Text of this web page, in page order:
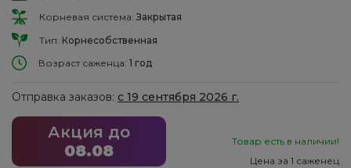
Корневая система: Закрытая
Тип: Корнесобственная
Возраст саженца: 1 год
Отправка заказов: с 19 сентября 2026 г.
Акция до
08.08
Товар есть в наличии!
Цена за 1 саженец